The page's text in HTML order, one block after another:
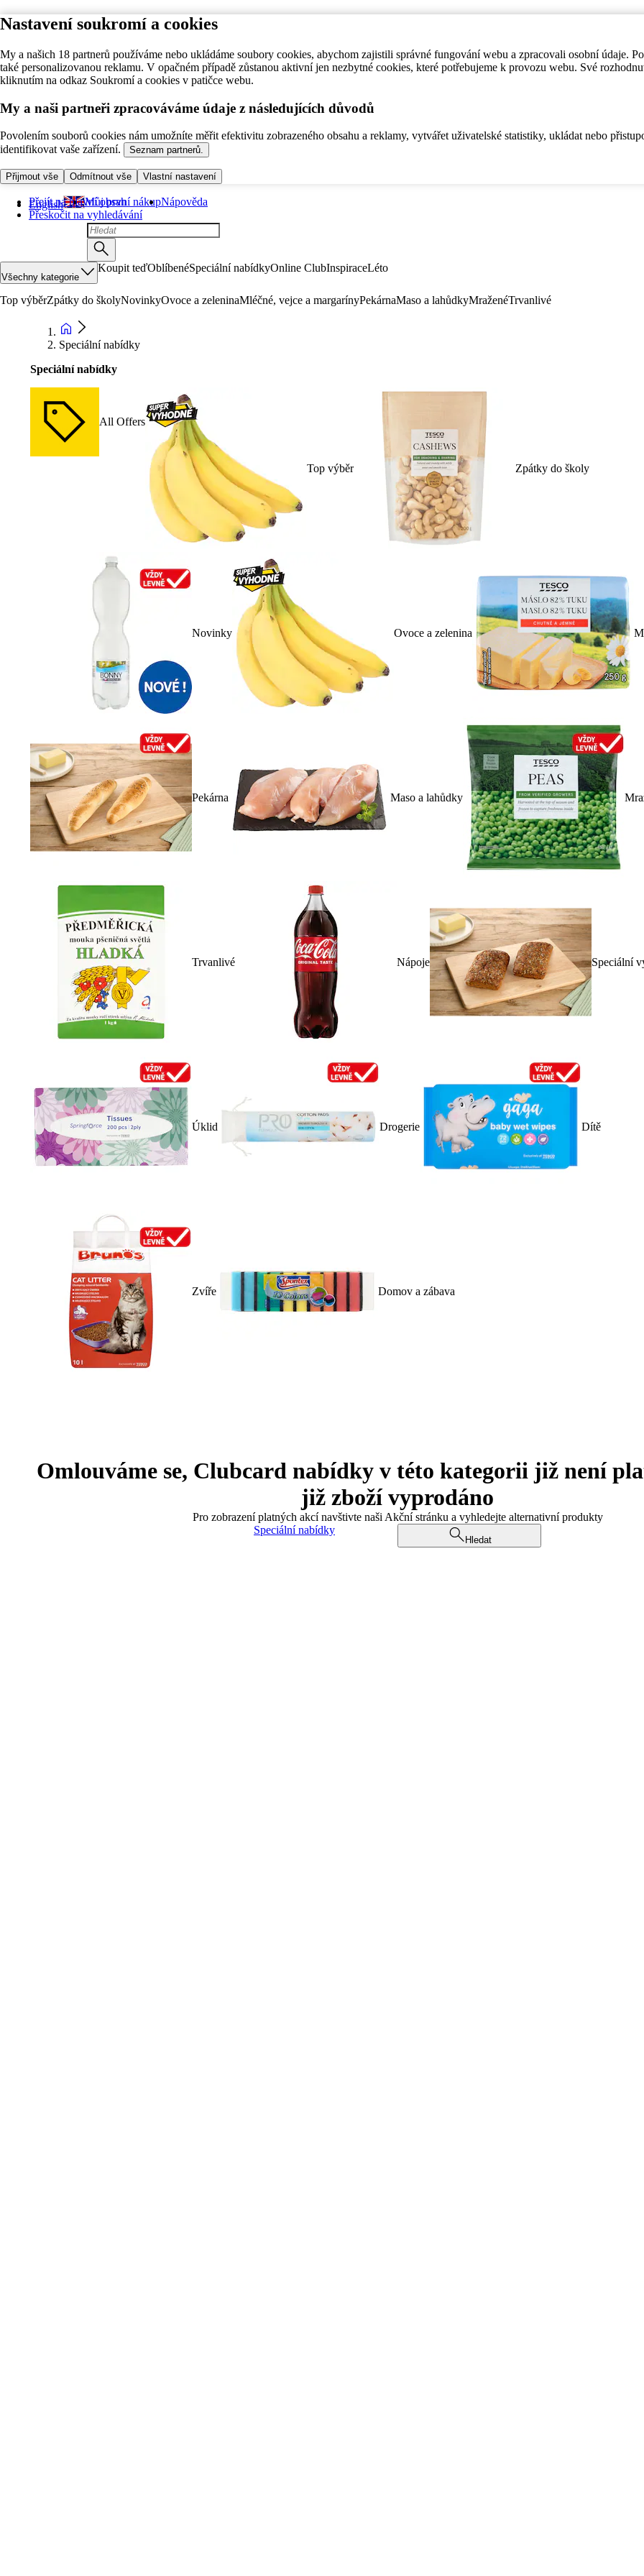
Nastavení soukromí a cookies
My a našich 18 partnerů používáme nebo ukládáme soubory cookies, abychom zajistili správné fungování webu a zpracovali osobní údaje.
také personalizovanou reklamu. V opačném případě zůstanou aktivní jen nezbytné cookies, které potřebujeme k provozu webu. Své
kliknutím na odkaz Soukromí a cookies v patičce webu.
My a naši partneři zpracováváme údaje z následujících důvodů
Povolením souborů cookies nám umožníte měřit efektivitu zobrazeného obsahu a reklamy, vytvářet uživatelské statistiky, ukládat nebo
identifikovat vaše zařízení.
Seznam partnerů.
Přijmout vše Odmítnout vše Vlastní nastavení
Přejít na hlavní obsah
Přeskočit na vyhledávání
English Můj první nákupNápověda
Všechny kategorie
Koupit teďOblíbenéSpeciální nabídkyOnline ClubInspiraceLéto
Top výběrZpátky do školyNovinkyOvoce a zeleninaMléčné, vejce a margarínyPekárnaMaso a lahůdkyMraženéTrvanlivé
Speciální nabídky
Speciální nabídky
All Offers
Top výběr Zpátky do školy
Novinky Ovoce a zelenina
Pekárna Maso a lahůdky
Trvanlivé Nápoje Speciální
Úklid Drogerie Dítě
Zvíře Domov a zábava
Omlouváme se, Clubcard nabídky v této kategorii již není
již zboží vyprodáno
Pro zobrazení platných akcí navštivte naši Akční stránku a vyhledejte alternativní produkty
Speciální nabídky
Hledat